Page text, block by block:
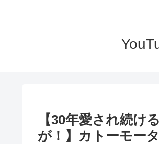
【30年愛され続け
が！】カトーモー